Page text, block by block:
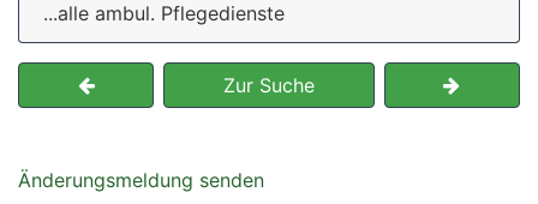
...alle ambul. Pflegedienste
Zur Suche
Änderungsmeldung senden